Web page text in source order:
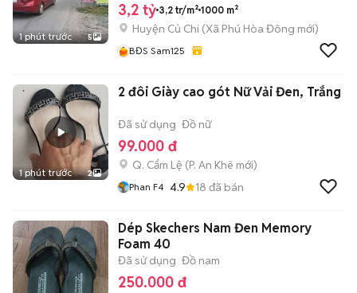
1 phút trước 5
3,2 tỷ 3,2 tr/m² 1000 m²
Huyện Củ Chi (Xã Phú Hòa Đông mới)
BĐS Sam125
1 phút trước 2
2 đôi Giày cao gót Nữ Vải Đen, Trắng
Đã sử dụng Đồ nữ
99.000 đ
Q. Cẩm Lệ (P. An Khê mới)
Phan F4 4.9 18 đã bán
Dép Skechers Nam Đen Memory
Foam 40
Đã sử dụng Đồ nam
250.000 đ